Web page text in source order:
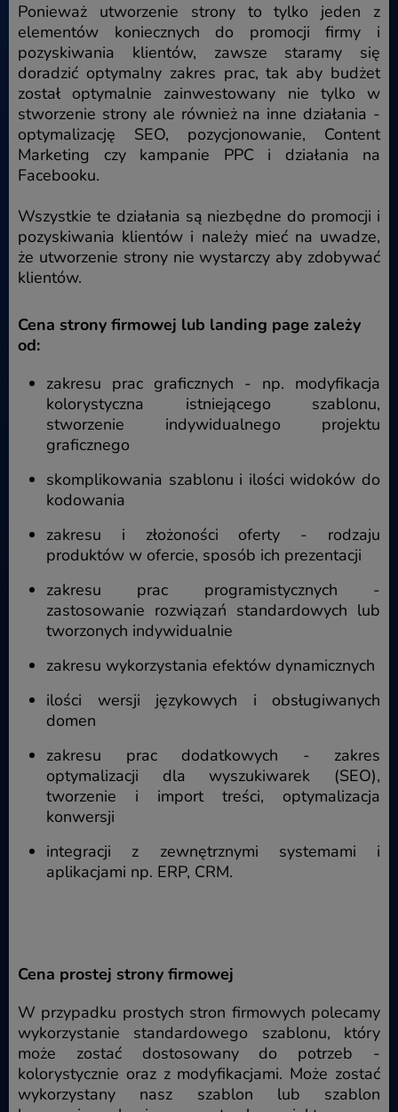
Ponieważ utworzenie strony to tylko jeden z
elementów koniecznych do promocji firmy i
pozyskiwania klientów, zawsze staramy się
doradzić optymalny zakres prac, tak aby budżet
został optymalnie zainwestowany nie tylko w
stworzenie strony ale również na inne działania -
optymalizację SEO, pozycjonowanie, Content
Marketing czy kampanie PPC i działania na
Facebooku.
Wszystkie te działania są niezbędne do promocji i
pozyskiwania klientów i należy mieć na uwadze,
że utworzenie strony nie wystarczy aby zdobywać
klientów.
Cena strony firmowej lub landing page zależy
od:
zakresu prac graficznych - np. modyfikacja
kolorystyczna istniejącego szablonu,
stworzenie indywidualnego projektu
graficznego
skomplikowania szablonu i ilości widoków do
kodowania
zakresu i złożoności oferty - rodzaju
produktów w ofercie, sposób ich prezentacji
zakresu prac programistycznych -
zastosowanie rozwiązań standardowych lub
tworzonych indywidualnie
zakresu wykorzystania efektów dynamicznych
ilości wersji językowych i obsługiwanych
domen
zakresu prac dodatkowych - zakres
optymalizacji dla wyszukiwarek (SEO),
tworzenie i import treści, optymalizacja
konwersji
integracji z zewnętrznymi systemami i
aplikacjami np. ERP, CRM.
Cena prostej strony firmowej
W przypadku prostych stron firmowych polecamy
wykorzystanie standardowego szablonu, który
może zostać dostosowany do potrzeb -
kolorystycznie oraz z modyfikacjami. Może zostać
wykorzystany nasz szablon lub szablon